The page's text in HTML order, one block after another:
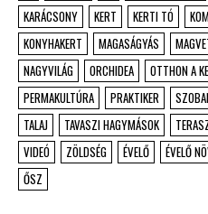
KARÁCSONY
KERT KERTI TÓ
KONYHAKERT
MAGASÁGYÁS
NAGYVILÁG
ORCHIDEA OTTHON A
PERMAKULTÚRA
PRAKTIKER
TALAJ
TAVASZI HAGYMÁSOK
VIDEÓ
ZÖLDSÉG ÉVELŐ ÉVELŐ
ŐSZ